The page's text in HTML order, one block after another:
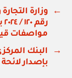
←
وزارة
مواصفات
→
بإصدار